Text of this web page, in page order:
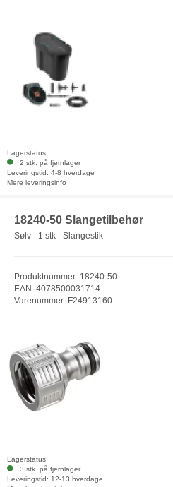
Lagerstatus:
2 stk. på fjernlager
Leveringstid: 4-8 hverdage
Mere leveringsinfo
18240-50 Slangetilbehør
Sølv - 1 stk - Slangestik
Produktnummer: 18240-50
EAN: 4078500031714
Varenummer: F24913160
Lagerstatus:
3 stk. på fjernlager
Leveringstid: 12-13 hverdage